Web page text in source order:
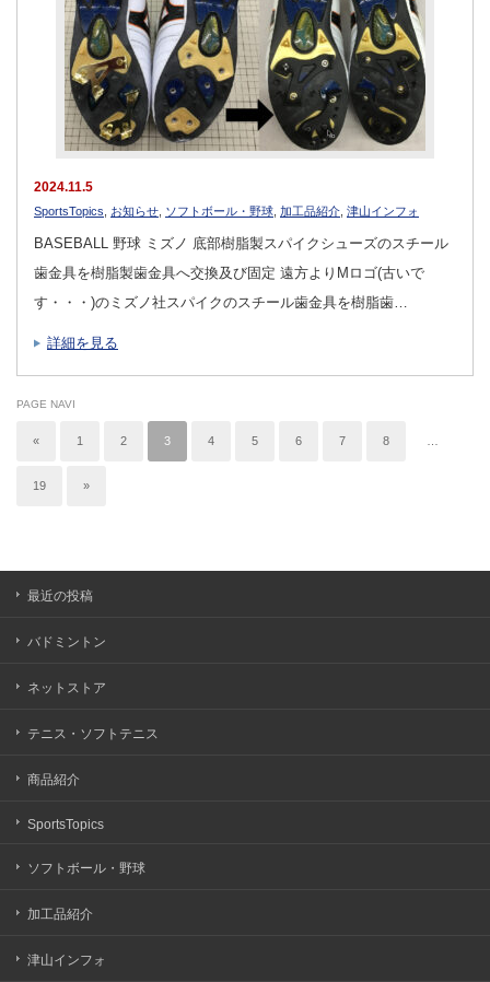
2024.11.5
SportsTopics お知らせ ソフトボール・野球 加工品紹介 津山インフォ
BASEBALL 野球 ミズノ 底部樹脂製スパイクシューズのスチール
歯金具を樹脂製歯金具へ交換及び固定 遠方よりMロゴ(古いで
す・・・)のミズノ社スパイクのスチール歯金具を樹脂歯…
詳細を見る
PAGE NAVI
« 1 2 3 4 5 6 7 8
19 »
最近の投稿
バドミントン
ネットストア
テニス・ソフトテニス
商品紹介
SportsTopics
ソフトボール・野球
加工品紹介
津山インフォ